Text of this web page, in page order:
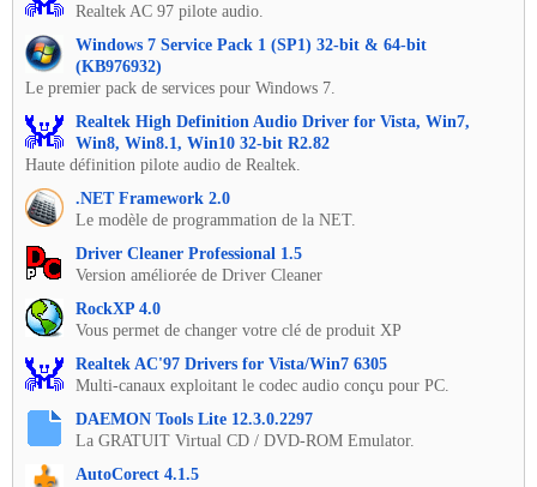
Realtek AC 97 pilote audio.
Windows 7 Service Pack 1 (SP1) 32-bit & 64-bit
(KB976932)
Le premier pack de services pour Windows 7.
Realtek High Definition Audio Driver for Vista, Win7,
Win8, Win8.1, Win10 32-bit R2.82
Haute définition pilote audio de Realtek.
.NET Framework 2.0
Le modèle de programmation de la NET.
Driver Cleaner Professional 1.5
Version améliorée de Driver Cleaner
RockXP 4.0
Vous permet de changer votre clé de produit XP
Realtek AC'97 Drivers for Vista/Win7 6305
Multi-canaux exploitant le codec audio conçu pour PC.
DAEMON Tools Lite 12.3.0.2297
La GRATUIT Virtual CD / DVD-ROM Emulator.
AutoCorect 4.1.5